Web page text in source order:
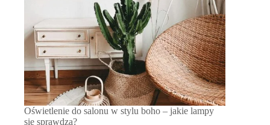
Oświetlenie do salonu w stylu boho – jakie lampy
się sprawdzą?